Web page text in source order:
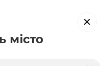
місто